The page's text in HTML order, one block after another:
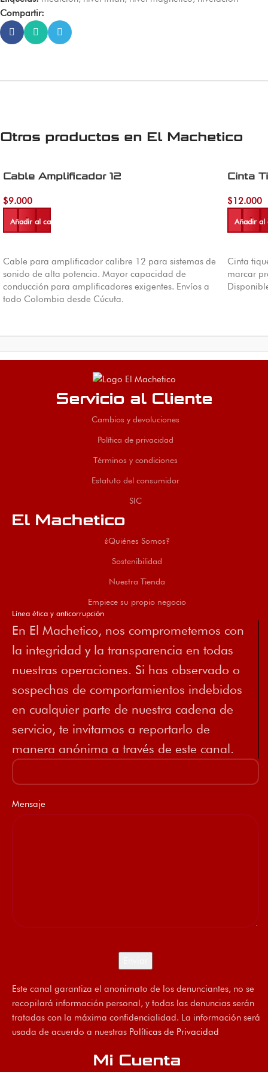
Compartir:
Otros productos en El Machetico
Cable Amplificador 12
$9.000
Añadir al carrito
Cable para amplificador calibre 12 para sistemas de
sonido de alta potencia. Mayor capacidad de
conducción para amplificadores exigentes. Envíos a
todo Colombia desde Cúcuta.
Cinta
$12.000
Añadir al
Cinta
marcar
Servicio al Cliente
Cambios y devoluciones
Política de privacidad
Términos y condiciones
Estatuto del consumidor
SIC
El Machetico
¿Quiénes Somos?
Sostenibilidad
Nuestra Tienda
Empiece su propio negocio
Línea ética y anticorrupción
En El Machetico, nos comprometemos con
la integridad y la transparencia en todas
nuestras operaciones. Si has observado o
sospechas de comportamientos indebidos
en cualquier parte de nuestra cadena de
servicio, te invitamos a reportarlo de
manera anónima a través de este canal.
Mensaje
Este canal garantiza el anonimato de los denunciantes, no se
recopilará información personal, y todas las denuncias serán
tratadas con la máxima confidencialidad. La información será
usada de acuerdo a nuestras Políticas de Privacidad
Mi Cuenta